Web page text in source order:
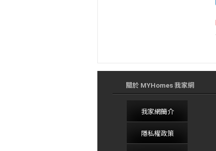
關於 MYHomes 我家網
我家網簡介
隱私權政策